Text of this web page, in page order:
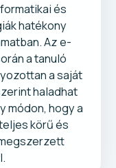
és
hatékony
Az e-
a tanuló
a saját
haladhat
módon, hogy a
körű és